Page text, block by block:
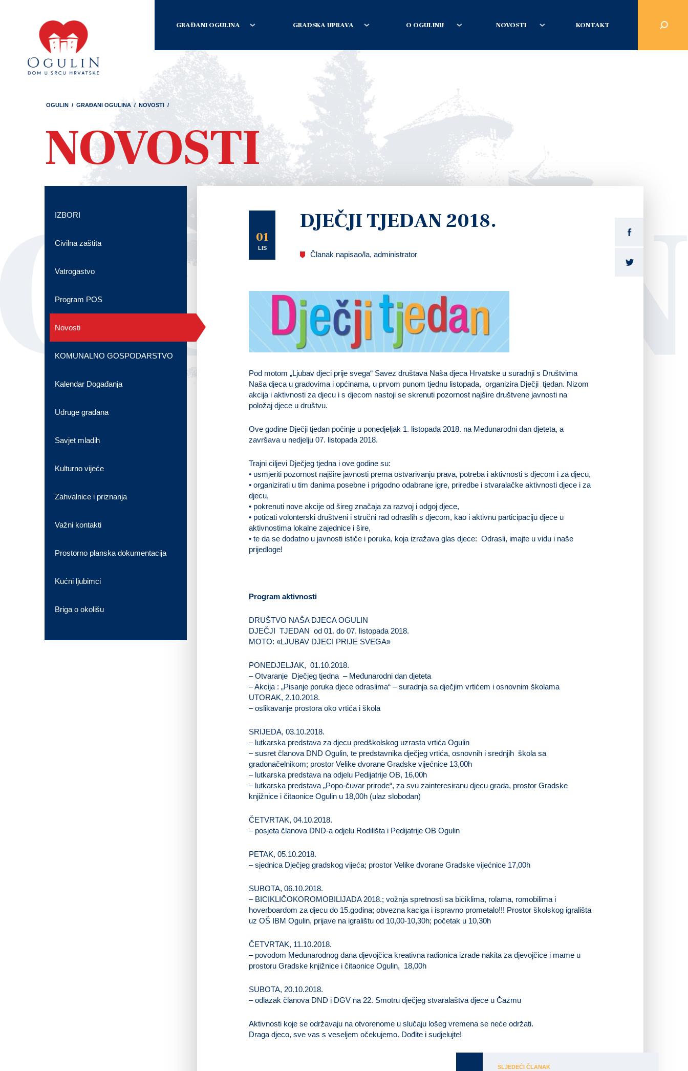
GRAĐANI OGULINA GRADSKA UPRAVA O OGULINU NOVOSTI KONTAKT
OGULIN / GRAĐANI OGULINA / NOVOSTI /
NOVOSTI
01
LIS
DJEČJI TJEDAN 2018.
Članak napisao/la, administrator
Pod motom „Ljubav djeci prije svega“ Savez društava Naša djeca Hrvatske u suradnji s Društvima
Naša djeca u gradovima i općinama, u prvom punom tjednu listopada, organizira Dječji tjedan. Nizom
akcija i aktivnosti za djecu i s djecom nastoji se skrenuti pozornost najšire društvene javnosti na
položaj djece u društvu.
Ove godine Dječji tjedan počinje u ponedjeljak 1. listopada 2018. na Međunarodni dan djeteta, a
završava u nedjelju 07. listopada 2018.
Trajni ciljevi Dječjeg tjedna i ove godine su:
• usmjeriti pozornost najšire javnosti prema ostvarivanju prava, potreba i aktivnosti s djecom i za djecu,
• organizirati u tim danima posebne i prigodno odabrane igre, priredbe i stvaralačke aktivnosti djece i za
djecu,
• pokrenuti nove akcije od šireg značaja za razvoj i odgoj djece,
• poticati volonterski društveni i stručni rad odraslih s djecom, kao i aktivnu participaciju djece u
aktivnostima lokalne zajednice i šire,
• te da se dodatno u javnosti ističe i poruka, koja izražava glas djece: Odrasli, imajte u vidu i naše
prijedloge!
Program aktivnosti
DRUŠTVO NAŠA DJECA OGULIN
DJEČJI TJEDAN od 01. do 07. listopada 2018.
MOTO: «LJUBAV DJECI PRIJE SVEGA»
PONEDJELJAK, 01.10.2018.
– Otvaranje Dječjeg tjedna – Međunarodni dan djeteta
– Akcija : „Pisanje poruka djece odraslima“ – suradnja sa dječjim vrtićem i osnovnim školama
UTORAK, 2.10.2018.
– oslikavanje prostora oko vrtića i škola
SRIJEDA, 03.10.2018.
– lutkarska predstava za djecu predškolskog uzrasta vrtića Ogulin
– susret članova DND Ogulin, te predstavnika dječjeg vrtića, osnovnih i srednjih škola sa
gradonačelnikom; prostor Velike dvorane Gradske vijećnice 13,00h
– lutkarska predstava na odjelu Pedijatrije OB, 16,00h
– lutkarska predstava „Popo-čuvar prirode“, za svu zainteresiranu djecu grada, prostor Gradske
knjižnice i čitaonice Ogulin u 18,00h (ulaz slobodan)
ČETVRTAK, 04.10.2018.
– posjeta članova DND-a odjelu Rodilišta i Pedijatrije OB Ogulin
PETAK, 05.10.2018.
– sjednica Dječjeg gradskog vijeća; prostor Velike dvorane Gradske vijećnice 17,00h
SUBOTA, 06.10.2018.
– BICIKLIČOKOROMOBILIJADA 2018.; vožnja spretnosti sa biciklima, rolama, romobilima i
hoverboardom za djecu do 15.godina; obvezna kaciga i ispravno prometalo!!! Prostor školskog igrališta
uz OŠ IBM Ogulin, prijave na igralištu od 10,00-10,30h; početak u 10,30h
ČETVRTAK, 11.10.2018.
– povodom Međunarodnog dana djevojčica kreativna radionica izrade nakita za djevojčice i mame u
prostoru Gradske knjižnice i čitaonice Ogulin, 18,00h
SUBOTA, 20.10.2018.
– odlazak članova DND i DGV na 22. Smotru dječjeg stvaralaštva djece u Čazmu
Aktivnosti koje se održavaju na otvorenome u slučaju lošeg vremena se neće održati.
Draga djeco, sve vas s veseljem očekujemo. Dođite i sudjelujte!
SLJEDEĆI ČLANAK
IZBORI
Civilna zaštita
Vatrogastvo
Program POS
Novosti
KOMUNALNO GOSPODARSTVO
Kalendar Događanja
Udruge građana
Savjet mladih
Kulturno vijeće
Zahvalnice i priznanja
Važni kontakti
Prostorno planska dokumentacija
Kućni ljubimci
Briga o okolišu